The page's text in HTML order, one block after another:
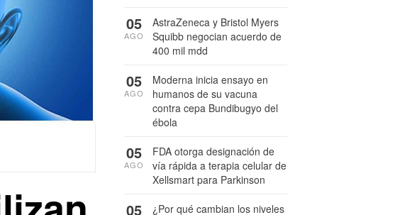
AstraZeneca y Bristol Myers
Squibb negocian acuerdo de
400 mil mdd
05
AGO
Moderna inicia ensayo en
humanos de su vacuna
contra cepa Bundibugyo del
ébola
05
AGO
FDA otorga designación de
vía rápida a terapia celular de
Xellsmart para Parkinson
05
AGO
¿Por qué cambian los niveles
05